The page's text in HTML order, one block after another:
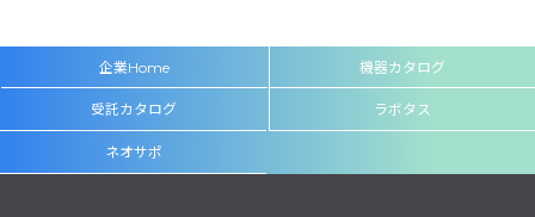
企業Home 機器カタログ
受託カタログ ラボタス
ネオサポ